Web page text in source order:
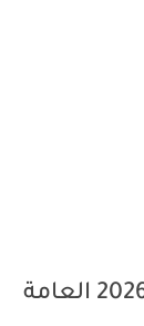
أبراج اليوم الأربعاء 29يوليو 2026 العامة